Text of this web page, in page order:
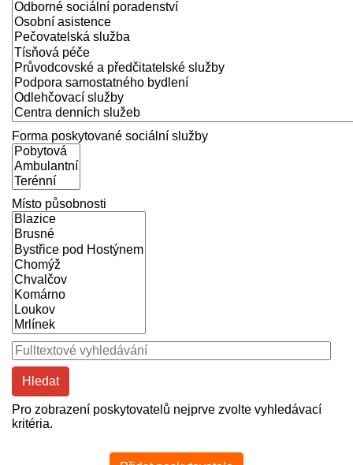
Forma poskytované sociální služby
Místo působnosti
Pro zobrazení poskytovatelů nejprve zvolte vyhledávací
kritéria.